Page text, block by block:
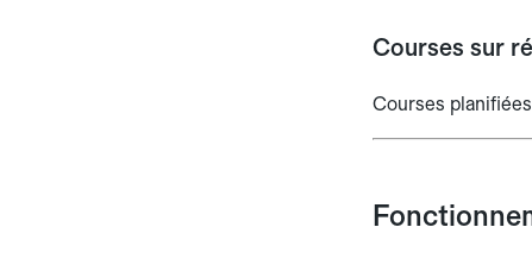
Courses sur
Courses planifiées